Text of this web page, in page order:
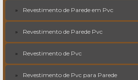
Revestimento de Parede em Pvc
Revestimento de Parede Pvc
Revestimento de Pvc
Revestimento de Pvc para Parede